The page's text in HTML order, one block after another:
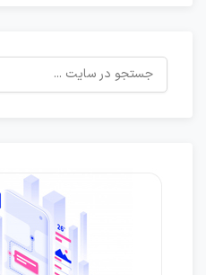
جستجو
برای: